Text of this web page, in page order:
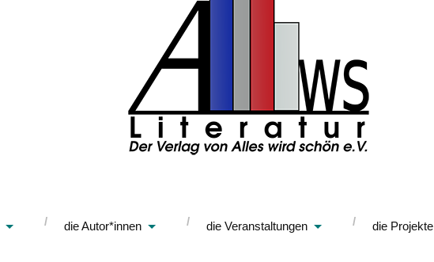
die Autor*innen die Veranstaltungen die Projekte